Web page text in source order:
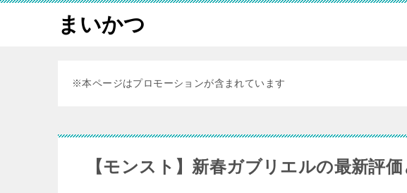
まいかつ
※本ページはプロモーションが含まれています
【モンスト】新春ガブリエルの最新評